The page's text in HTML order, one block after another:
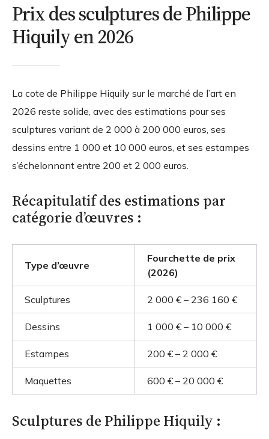
Prix des sculptures de Philippe
Hiquily en 2026
La cote de Philippe Hiquily sur le marché de l’art en
2026 reste solide, avec des estimations pour ses
sculptures variant de 2 000 à 200 000 euros, ses
dessins entre 1 000 et 10 000 euros, et ses estampes
s’échelonnant entre 200 et 2 000 euros.
Récapitulatif des estimations par
catégorie d’œuvres :
Type d’œuvre
Fourchette de prix
(2026)
Sculptures 2 000 € – 236 160 €
Dessins 1 000 € – 10 000 €
Estampes 200 € – 2 000 €
Maquettes 600 € – 20 000 €
Sculptures de Philippe Hiquily :